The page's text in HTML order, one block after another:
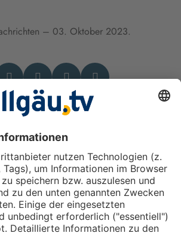
– 03. Oktober 2023.
Dich auch
allgäu.tv Nachrichten - Freitag,
7. August 2026